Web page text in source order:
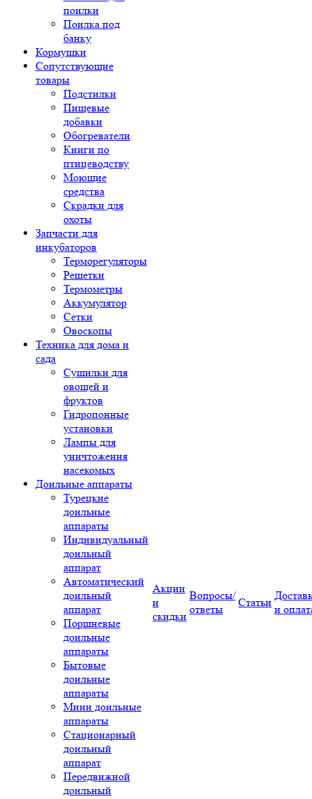
поилки
Поилка под
банку
Кормушки
Сопутствующие
товары
Подстилки
Пищевые
добавки
Обогреватели
Книги по
птицеводству
Моющие
средства
Скрадки для
охоты
Запчасти для
инкубаторов
Терморегуляторы
Решетки
Термометры
Аккумулятор
Сетки
Овоскопы
Техника для дома и
сада
Сушилки для
овощей и
фруктов
Гидропонные
установки
Лампы для
уничтожения
насекомых
Доильные аппараты
Турецкие
доильные
аппараты
Индивидуальный
доильный
аппарат
Автоматический
доильный
аппарат
Поршневые
доильные
аппараты
Бытовые
доильные
аппараты
Мини доильные
аппараты
Стационарный
доильный
аппарат
Передвижной
доильный
Акции
и
скидки
Вопросы/
ответы
Статьи
и